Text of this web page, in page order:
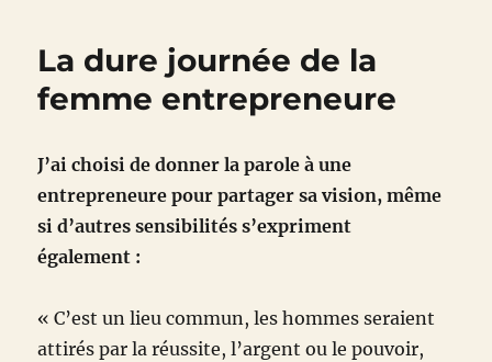
La dure journée de la
femme entrepreneure
J’ai choisi de donner la parole à une
entrepreneure pour partager sa vision, même
si d’autres sensibilités s’expriment
également :
« C’est un lieu commun, les hommes seraient
attirés par la réussite, l’argent ou le pouvoir,